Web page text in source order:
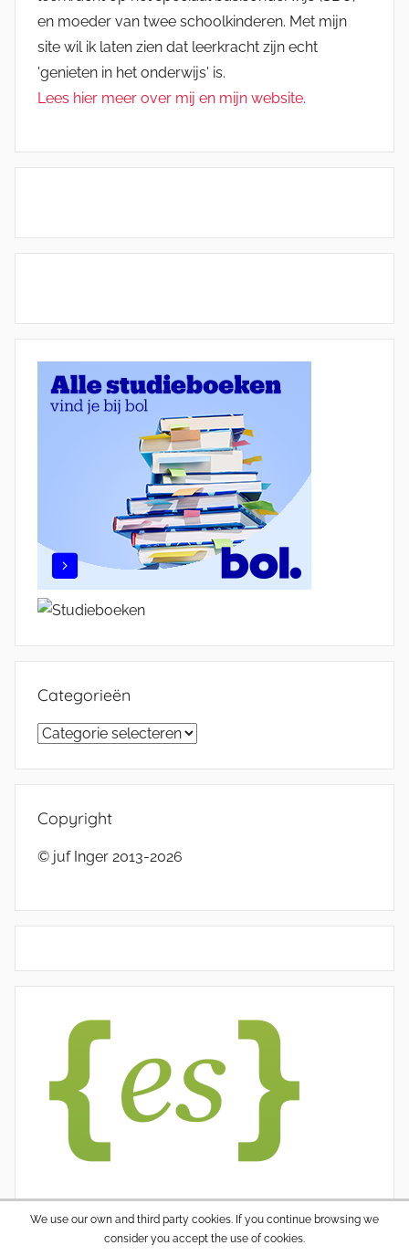
en moeder van twee schoolkinderen. Met mijn
site wil ik laten zien dat leerkracht zijn echt
'genieten in het onderwijs' is.
Lees hier meer over mij en mijn website.
Categorieën
Categorieën
Copyright
© juf Inger 2013-2026
We use our own and third party cookies. If you continue browsing we
consider you accept the use of cookies.